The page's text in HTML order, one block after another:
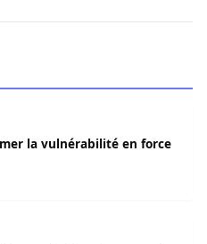
la vulnérabilité en force